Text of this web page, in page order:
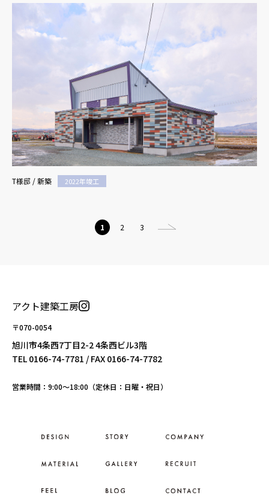
T様邸 / 新築 2022年竣工
1 2 3
アクト建築工房
〒070-0054
旭川市4条西7丁目2-2 4条西ビル3階
TEL 0166-74-7781 / FAX 0166-74-7782
営業時間：9:00〜18:00（定休日：日曜・祝日）